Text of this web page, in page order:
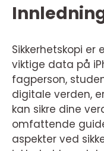
Sikkerhetskopi er
viktige data på
fagperson,
digitale verden,
kan sikre dine
omfattende
aspekter ved